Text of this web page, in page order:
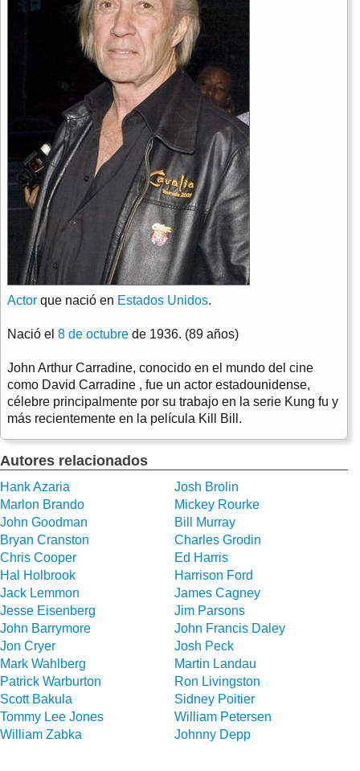
Actor que nació en Estados Unidos.
Nació el 8 de octubre de 1936. (89 años)
John Arthur Carradine, conocido en el mundo del cine
como David Carradine , fue un actor estadounidense,
célebre principalmente por su trabajo en la serie Kung fu y
más recientemente en la película Kill Bill.
Autores relacionados
Hank Azaria
Josh Brolin
Marlon Brando
Mickey Rourke
John Goodman
Bill Murray
Bryan Cranston
Charles Grodin
Chris Cooper
Ed Harris
Hal Holbrook
Harrison Ford
Jack Lemmon
James Cagney
Jesse Eisenberg
Jim Parsons
John Barrymore
John Francis Daley
Jon Cryer
Josh Peck
Mark Wahlberg
Martin Landau
Patrick Warburton
Ron Livingston
Scott Bakula
Sidney Poitier
Tommy Lee Jones
William Petersen
William Zabka
Johnny Depp